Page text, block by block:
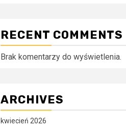
RECENT COMMENTS
Brak komentarzy do wyświetlenia.
ARCHIVES
kwiecień 2026